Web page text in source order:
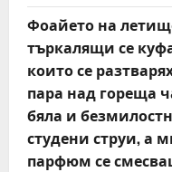
Фоайето на
търкалящи се
които се
пара над гореща
бяла и
студени струи, а
парфюм се